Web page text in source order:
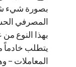
بصورة شيء
المصرفي
يتطلب خادماً
المعاملات –